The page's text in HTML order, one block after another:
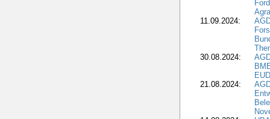
11.09.2024:
30.08.2024:
21.08.2024: